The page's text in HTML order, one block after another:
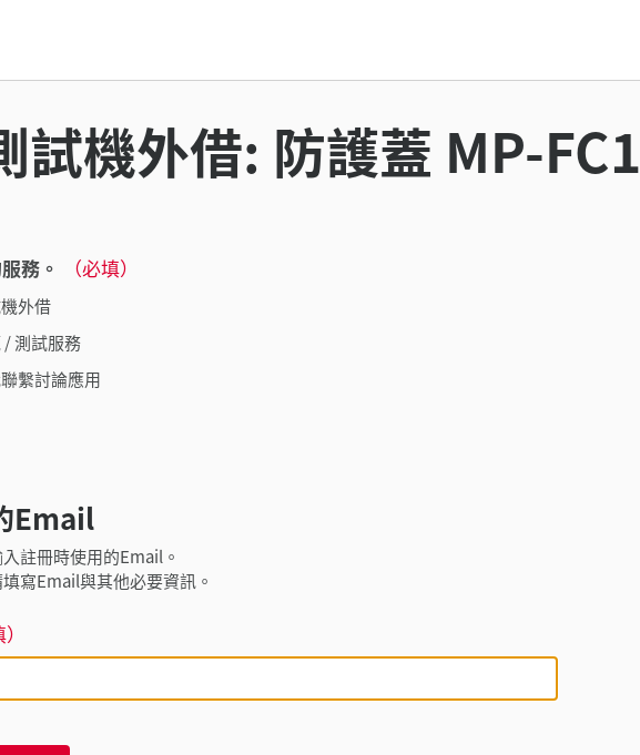
試機外借: 防護蓋 MP-FC1
務。 （必填）
外借
/ 測試服務
繫討論應用
Email
註冊時使用的Email。
寫Email與其他必要資訊。